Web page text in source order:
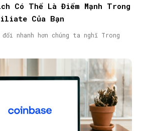
Có Thể Là Điểm Mạnh Trong
Của Bạn
nhanh hơn chúng ta nghĩ Trong